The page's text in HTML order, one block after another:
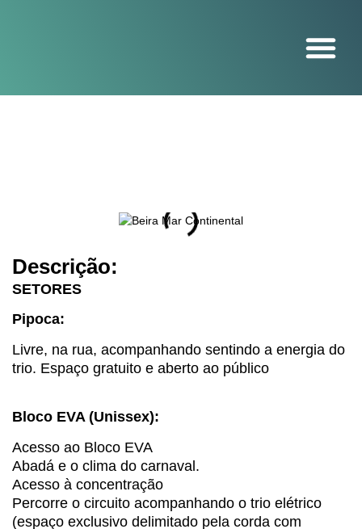
Descrição:
SETORES
Pipoca:
Livre, na rua, acompanhando sentindo a energia do
trio. Espaço gratuito e aberto ao público
Bloco EVA (Unissex):
Acesso ao Bloco EVA
Abadá e o clima do carnaval.
Acesso à concentração
Percorre o circuito acompanhando o trio elétrico
(espaço exclusivo delimitado pela corda com